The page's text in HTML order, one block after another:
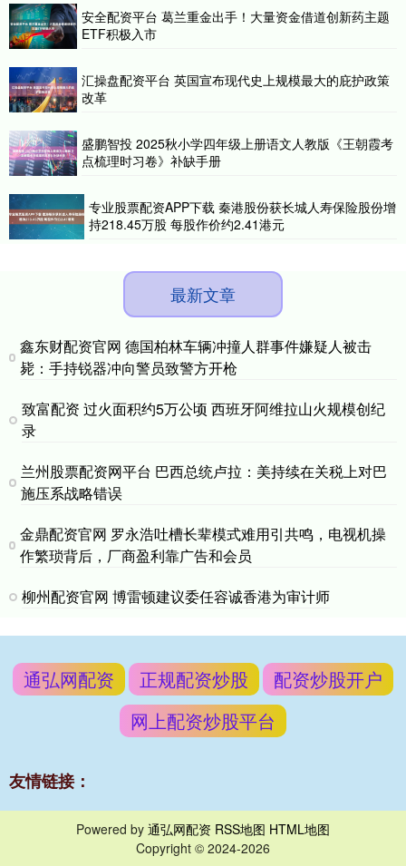
安全配资平台 葛兰重金出手！大量资金借道创新药主题
ETF积极入市
汇操盘配资平台 英国宣布现代史上规模最大的庇护政策
改革
盛鹏智投 2025秋小学四年级上册语文人教版《王朝霞考
点梳理时习卷》补缺手册
专业股票配资APP下载 秦港股份获长城人寿保险股份增
持218.45万股 每股作价约2.41港元
最新文章
鑫东财配资官网 德国柏林车辆冲撞人群事件嫌疑人被击
毙：手持锐器冲向警员致警方开枪
致富配资 过火面积约5万公顷 西班牙阿维拉山火规模创纪
录
兰州股票配资网平台 巴西总统卢拉：美持续在关税上对巴
施压系战略错误
金鼎配资官网 罗永浩吐槽长辈模式难用引共鸣，电视机操
作繁琐背后，厂商盈利靠广告和会员
柳州配资官网 博雷顿建议委任容诚香港为审计师
通弘网配资 正规配资炒股
配资炒股开户
网上配资炒股平台
友情链接：
Powered by 通弘网配资 RSS地图 HTML地图
Copyright © 2024-2026